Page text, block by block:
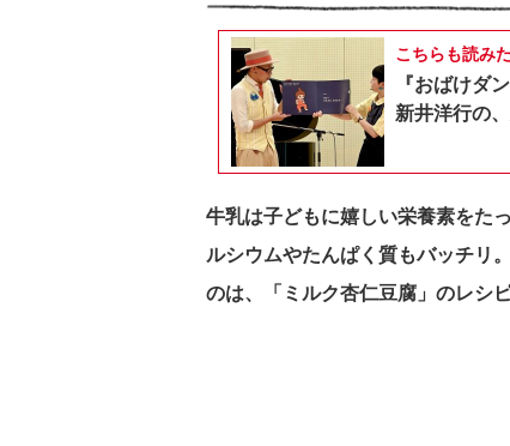
こちらも読み
『おばけダ
新井洋行の
牛乳は子どもに嬉しい栄養素をた
ルシウムやたんぱく質もバッチリ。
のは、「ミルク杏仁豆腐」のレシ